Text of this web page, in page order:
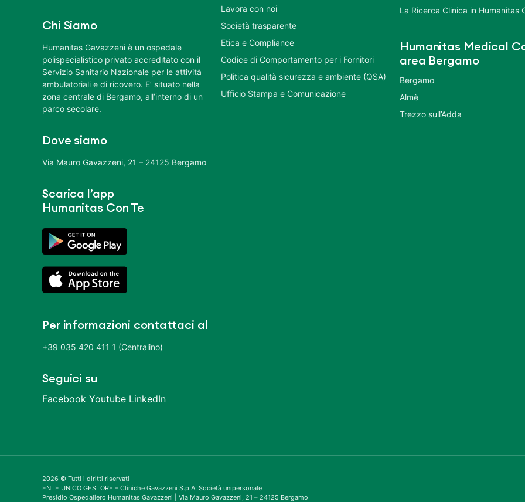
Chi Siamo
Humanitas Gavazzeni è un ospedale
polispecialistico privato accreditato con il
Servizio Sanitario Nazionale per le attività
ambulatoriali e di ricovero. E’ situato nella
zona centrale di Bergamo, all’interno di un
parco secolare.
Dove siamo
Via Mauro Gavazzeni, 21 – 24125 Bergamo
Scarica l’app
Humanitas Con Te
Per informazioni contattaci al
+39 035 420 411 1 (Centralino)
Seguici su
Facebook Youtube LinkedIn
Lavora con noi
Società trasparente
Etica e Compliance
Codice di Comportamento per i Fornitori
Politica qualità sicurezza e ambiente (QSA)
Ufficio Stampa e Comunicazione
La Ricerca Clinica in Humanitas
Humanitas Medical
area Bergamo
Bergamo
Almè
Trezzo sull’Adda
2026 © Tutti i diritti riservati
ENTE UNICO GESTORE – Cliniche Gavazzeni S.p.A. Società unipersonale
Presidio Ospedaliero Humanitas Gavazzeni | Via Mauro Gavazzeni, 21 – 24125 Bergamo